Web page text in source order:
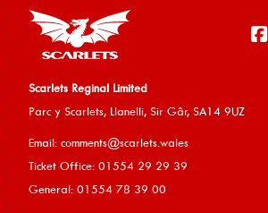
experience on our website.
Scarlets Reginal Limited
Parc y Scarlets, Llanelli, Sir Gâr, SA14 9UZ
Email: comments@scarlets.wales
Ticket Office: 01554 29 29 39
General: 01554 78 39 00